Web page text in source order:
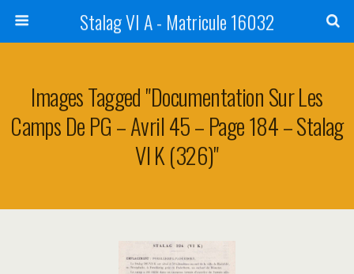
Stalag VI A - Matricule 16032
Images Tagged "Documentation Sur Les
Camps De PG – Avril 45 – Page 184 – Stalag
VI K (326)"